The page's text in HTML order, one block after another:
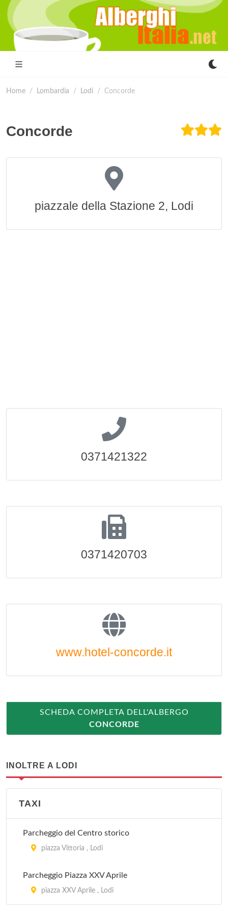
Home Lombardia Lodi Concorde
Concorde
piazzale della Stazione 2, Lodi
0371421322
0371420703
www.hotel-concorde.it
SCHEDA COMPLETA DELL'ALBERGO
CONCORDE
INOLTRE A LODI
TAXI
Parcheggio del Centro storico
piazza Vittoria , Lodi
Parcheggio Piazza XXV Aprile
piazza XXV Aprile , Lodi